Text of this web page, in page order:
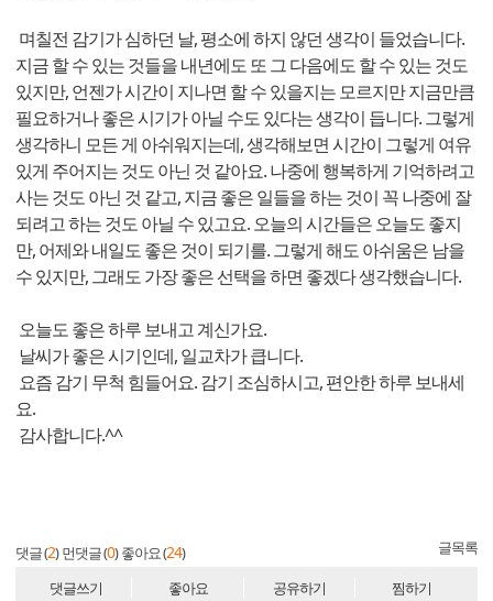
며칠전 감기가 심하던 날, 평소에 하지 않던 생각이 들었습니다.
지금 할 수 있는 것들을 내년에도 또 그 다음에도 할 수 있는 것도
있지만, 언젠가 시간이 지나면 할 수 있을지는 모르지만 지금만큼
필요하거나 좋은 시기가 아닐 수도 있다는 생각이 듭니다. 그렇게
생각하니 모든 게 아쉬워지는데, 생각해보면 시간이 그렇게 여유
있게 주어지는 것도 아닌 것 같아요. 나중에 행복하게 기억하려고
사는 것도 아닌 것 같고, 지금 좋은 일들을 하는 것이 꼭 나중에 잘
되려고 하는 것도 아닐 수 있고요. 오늘의 시간들은 오늘도 좋지
만, 어제와 내일도 좋은 것이 되기를. 그렇게 해도 아쉬움은 남을
수 있지만, 그래도 가장 좋은 선택을 하면 좋겠다 생각했습니다.
오늘도 좋은 하루 보내고 계신가요.
날씨가 좋은 시기인데, 일교차가 큽니다.
요즘 감기 무척 힘들어요. 감기 조심하시고, 편안한 하루 보내세
요.
감사합니다.^^
댓글 (2) 먼댓글 (0) 좋아요 (24) 글목록
댓글쓰기 좋아요 공유하기 찜하기